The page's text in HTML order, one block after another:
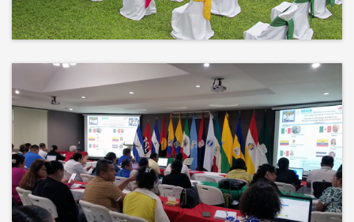
No hay mejor techo que el cielo ni
mejor decorado que la naturaleza.